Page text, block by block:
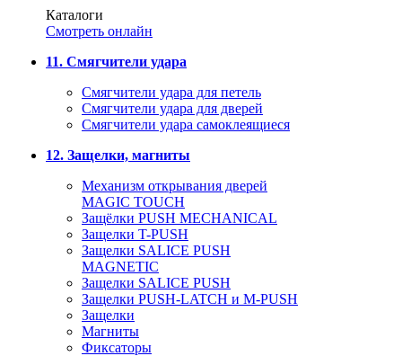
Каталоги
Смотреть онлайн
11. Смягчители удара
Смягчители удара для петель
Смягчители удара для дверей
Cмягчители удара самоклеящиеся
12. Защелки, магниты
Механизм открывания дверей
MAGIC TOUCH
Защёлки PUSH MECHANICAL
Защелки T-PUSH
Защелки SALICE PUSH
MAGNETIC
Защелки SALICE PUSH
Защелки PUSH-LATCH и M-PUSH
Защелки
Магниты
Фиксаторы